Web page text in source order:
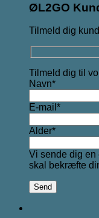
ØL2GO
Tilmeld dig
Tilmeld dig til
Navn*
E-mail*
Alder*
Vi sende dig en
skal bekræfte